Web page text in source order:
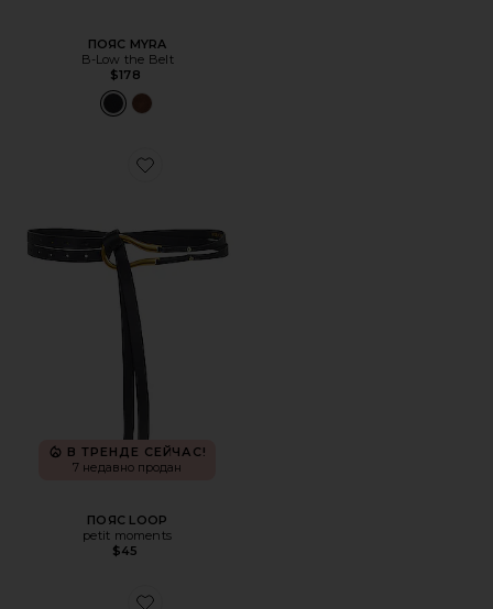
ПОЯС MYRA
B-Low the Belt
$178
Favorite ПОЯС LOOP
В ТРЕНДЕ СЕЙЧАС!
7 недавно продан
ПОЯС LOOP
petit moments
$45